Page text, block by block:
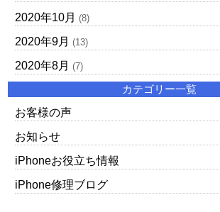
2020年10月 (8)
2020年9月 (13)
2020年8月 (7)
カテゴリー一覧
お客様の声
お知らせ
iPhoneお役立ち情報
iPhone修理ブログ